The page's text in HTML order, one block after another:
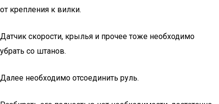
от крепления к вилки.
Датчик скорости, крылья и прочее тоже необходимо
убрать со штанов.
Далее необходимо отсоединить руль.